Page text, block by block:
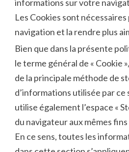
informations sur votre
Les Cookies sont
navigation et la rendre plus
Bien que dans la présente
le terme général de « Cookie
de la principale méthode de
d’informations utilisée par ce
utilise également l’espace «
du navigateur aux mêmes
En ce sens, toutes les